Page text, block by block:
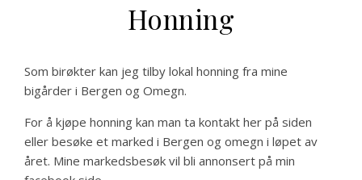
Honning
Som birøkter kan jeg tilby lokal honning fra mine
bigårder i Bergen og Omegn.
For å kjøpe honning kan man ta kontakt her på siden
eller besøke et marked i Bergen og omegn i løpet av
året. Mine markedsbesøk vil bli annonsert på min